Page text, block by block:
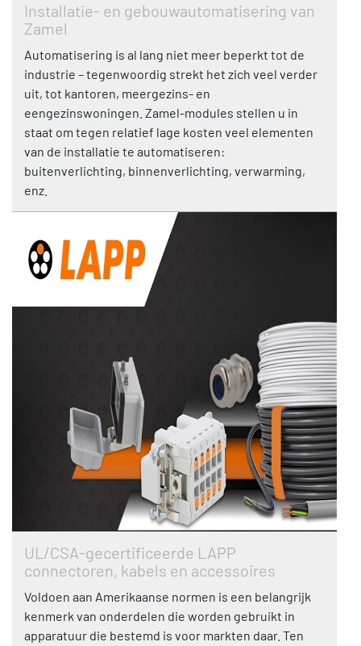
Installatie- en gebouwautomatisering van
Zamel
Automatisering is al lang niet meer beperkt tot de
industrie – tegenwoordig strekt het zich veel verder
uit, tot kantoren, meergezins- en
eengezinswoningen. Zamel-modules stellen u in
staat om tegen relatief lage kosten veel elementen
van de installatie te automatiseren:
buitenverlichting, binnenverlichting, verwarming,
enz.
UL/CSA-gecertificeerde LAPP
connectoren, kabels en accessoires
Voldoen aan Amerikaanse normen is een belangrijk
kenmerk van onderdelen die worden gebruikt in
apparatuur die bestemd is voor markten daar. Ten